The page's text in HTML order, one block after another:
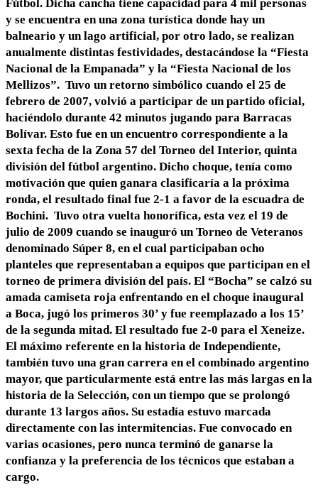
Fútbol. Dicha cancha tiene capacidad para 4 mil personas
y se encuentra en una zona turística donde hay un
balneario y un lago artificial, por otro lado, se realizan
anualmente distintas festividades, destacándose la “Fiesta
Nacional de la Empanada” y la “Fiesta Nacional de los
Mellizos”. Tuvo un retorno simbólico cuando el 25 de
febrero de 2007, volvió a participar de un partido oficial,
haciéndolo durante 42 minutos jugando para Barracas
Bolívar. Esto fue en un encuentro correspondiente a la
sexta fecha de la Zona 57 del Torneo del Interior, quinta
división del fútbol argentino. Dicho choque, tenía como
motivación que quien ganara clasificaría a la próxima
ronda, el resultado final fue 2-1 a favor de la escuadra de
Bochini. Tuvo otra vuelta honorífica, esta vez el 19 de
julio de 2009 cuando se inauguró un Torneo de Veteranos
denominado Súper 8, en el cual participaban ocho
planteles que representaban a equipos que participan en el
torneo de primera división del país. El “Bocha” se calzó su
amada camiseta roja enfrentando en el choque inaugural
a Boca, jugó los primeros 30’ y fue reemplazado a los 15’
de la segunda mitad. El resultado fue 2-0 para el Xeneize.
El máximo referente en la historia de Independiente,
también tuvo una gran carrera en el combinado argentino
mayor, que particularmente está entre las más largas en la
historia de la Selección, con un tiempo que se prolongó
durante 13 largos años. Su estadía estuvo marcada
directamente con las intermitencias. Fue convocado en
varias ocasiones, pero nunca terminó de ganarse la
confianza y la preferencia de los técnicos que estaban a
cargo.